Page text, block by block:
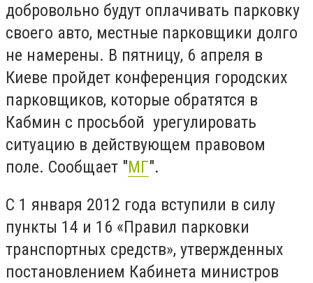
добровольно будут оплачивать парковку
своего авто, местные парковщики долго
не намерены. В пятницу, 6 апреля в
Киеве пройдет конференция городских
парковщиков, которые обратятся в
Кабмин с просьбой урегулировать
ситуацию в действующем правовом
поле. Сообщает "МГ".
С 1 января 2012 года вступили в силу
пункты 14 и 16 «Правил парковки
транспортных средств», утвержденных
постановлением Кабинета министров